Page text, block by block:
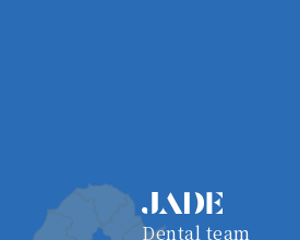
Dental team